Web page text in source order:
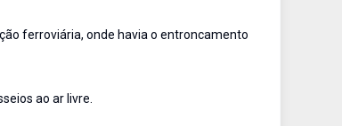
ferroviária, onde havia o entroncamento
ao ar livre.